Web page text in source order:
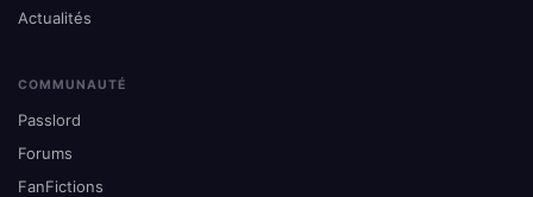
Actualités
COMMUNAUTÉ
Passlord
Forums
FanFictions